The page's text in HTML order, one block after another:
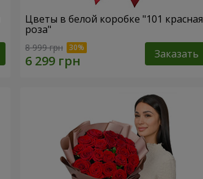
Цветы в белой коробке "101 красная
роза"
8 999 грн Заказать